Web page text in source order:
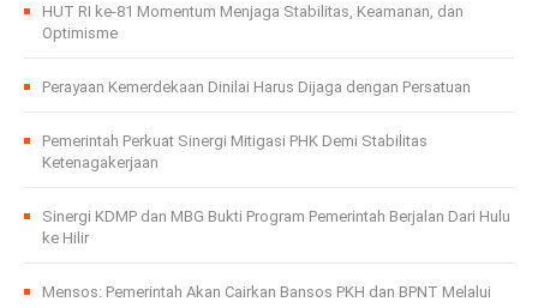
HUT RI ke-81 Momentum Menjaga Stabilitas, Keamanan, dan
Optimisme
Perayaan Kemerdekaan Dinilai Harus Dijaga dengan Persatuan
Pemerintah Perkuat Sinergi Mitigasi PHK Demi Stabilitas
Ketenagakerjaan
Sinergi KDMP dan MBG Bukti Program Pemerintah Berjalan Dari Hulu
ke Hilir
Mensos: Pemerintah Akan Cairkan Bansos PKH dan BPNT Melalui